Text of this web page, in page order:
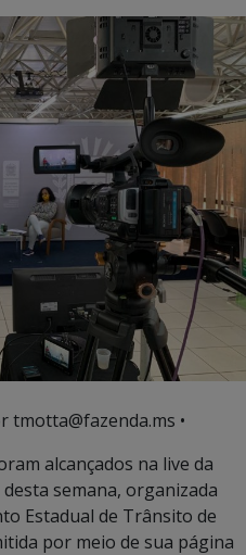
tmotta@fazenda.ms •
alcançados na live da
semana, organizada
Estadual de Trânsito de
por meio de sua página